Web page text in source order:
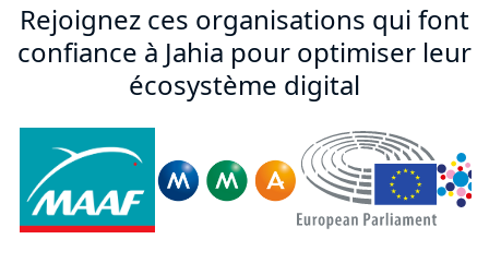
Rejoignez ces organisations qui font
confiance à Jahia pour optimiser leur
écosystème digital
MAAF Logo Logo_de_MMA.jpg
Parlement
Européen